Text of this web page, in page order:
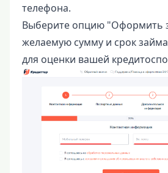
телефона.
Выберите опцию "Оформить
желаемую сумму и срок
для оценки вашей